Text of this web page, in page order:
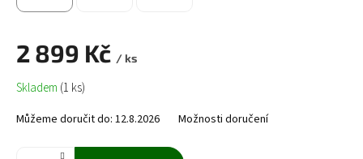
2 899 Kč / ks
Měrná
cena:
Skladem (1 ks)
Můžeme doručit do: 12.8.2026 Možnosti doručení